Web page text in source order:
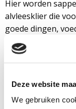
Deze website
We gebruiken
Hier worden
alvleesklier die
goede dingen,
gehaald, zoals
Wist je dat een
heeft? De
allemaal kleine
zitten vlokken.
kreukels en